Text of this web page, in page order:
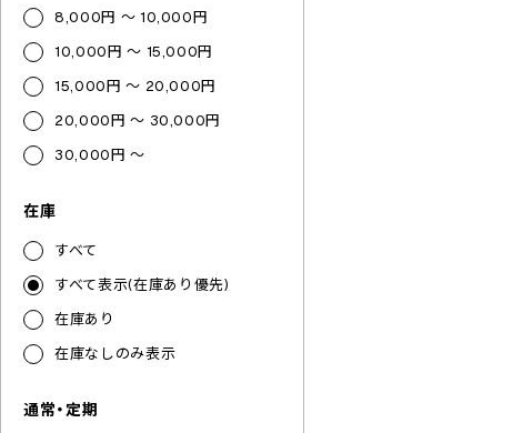
8,000円 ～ 10,000円
10,000円 ～ 15,000円
15,000円 ～ 20,000円
20,000円 ～ 30,000円
30,000円 ～
在庫
すべて
すべて表示(在庫あり優先)
在庫あり
在庫なしのみ表示
通常・定期